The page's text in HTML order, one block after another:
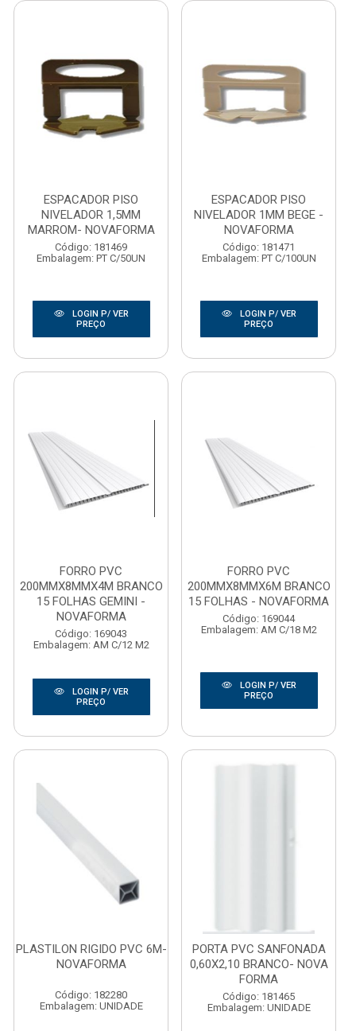
ESPACADOR PISO
NIVELADOR 1,5MM
MARROM- NOVAFORMA
Código: 181469
Embalagem: PT C/50UN
LOGIN P/ VER
PREÇO
ESPACADOR PISO
NIVELADOR 1MM BEGE -
NOVAFORMA
Código: 181471
Embalagem: PT C/100UN
LOGIN P/ VER
PREÇO
FORRO PVC
200MMX8MMX4M BRANCO
15 FOLHAS GEMINI -
NOVAFORMA
Código: 169043
Embalagem: AM C/12 M2
LOGIN P/ VER
PREÇO
FORRO PVC
200MMX8MMX6M BRANCO
15 FOLHAS - NOVAFORMA
Código: 169044
Embalagem: AM C/18 M2
LOGIN P/ VER
PREÇO
PLASTILON RIGIDO PVC 6M-
NOVAFORMA
Código: 182280
Embalagem: UNIDADE
PORTA PVC SANFONADA
0,60X2,10 BRANCO- NOVA
FORMA
Código: 181465
Embalagem: UNIDADE